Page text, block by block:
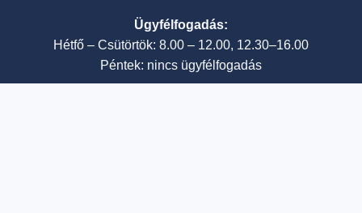
Ügyfélfogadás:
Hétfő – Csütörtök: 8.00 – 12.00, 12.30–16.00
Péntek: nincs ügyfélfogadás